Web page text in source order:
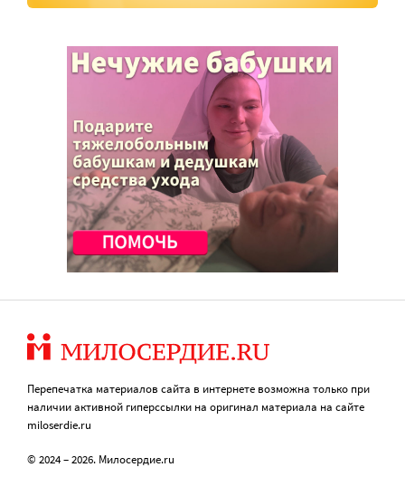
Перепечатка материалов сайта в интернете возможна только при
наличии активной гиперссылки на оригинал материала на сайте
miloserdie.ru
© 2024 – 2026. Милосердие.ru